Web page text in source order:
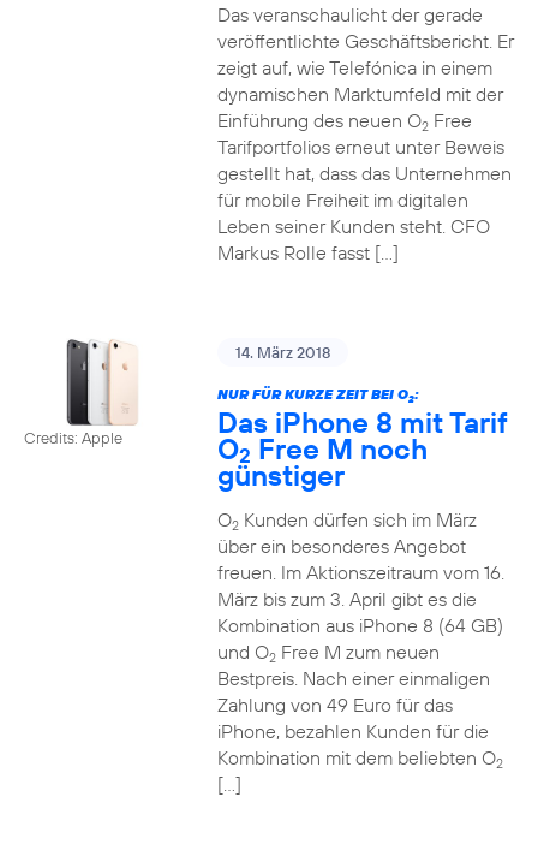
Das veranschaulicht der gerade
veröffentlichte Geschäftsbericht. Er
zeigt auf, wie Telefónica in einem
dynamischen Marktumfeld mit der
Einführung des neuen O2Free
Tarifportfolios erneut unter Beweis
gestellt hat, dass das Unternehmen
für mobile Freiheit im digitalen
Leben seiner Kunden steht. CFO
Markus Rolle fasst […]
Credits: Apple
14. März 2018
NUR FÜR KURZE ZEIT BEI O2:
Das iPhone 8 mit Tarif
O2 Free M noch
günstiger
O2Kunden dürfen sich im März
über ein besonderes Angebot
freuen. Im Aktionszeitraum vom 16.
März bis zum 3. April gibt es die
Kombination aus iPhone 8 (64 GB)
und O2Free M zum neuen
Bestpreis. Nach einer einmaligen
Zahlung von 49 Euro für das
iPhone, bezahlen Kunden für die
Kombination mit dem beliebten O2
[…]